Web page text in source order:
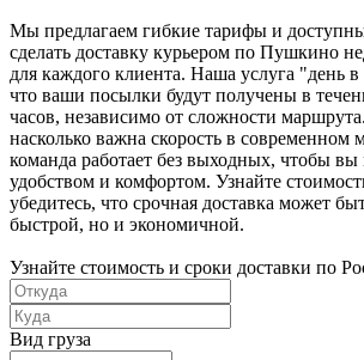
Мы предлагаем гибкие тарифы и
сделать доставку курьером по Пушкино
для каждого клиента. Наша услуга "день в
что ваши посылки будут получены в
часов, независимо от сложности
насколько важна скорость в современном
команда работает без выходных, чтобы вы
удобством и комфортом. Узнайте
убедитесь, что срочная доставка может
быстрой, но и экономичной.
Узнайте стоимость и сроки доставки по
Вид груза